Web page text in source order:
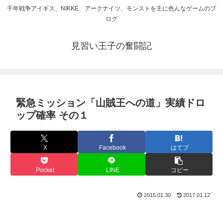
千年戦争アイギス、NIKKE、アークナイツ、モンストを主に色んなゲームのブ
ログ
見習い王子の奮闘記
緊急ミッション「山賊王への道」実績ドロ
ップ確率 その１
X Facebook はてブ
Pocket LINE コピー
2015.01.30 2017.01.12